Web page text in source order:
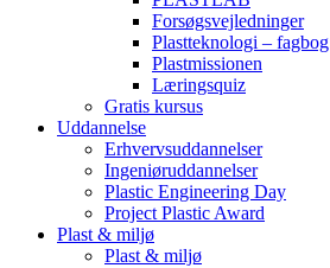
Forsøgsvejledninger
Plastteknologi – fagbog
Plastmissionen
Læringsquiz
Gratis kursus
Uddannelse
Erhvervsuddannelser
Ingeniøruddannelser
Plastic Engineering Day
Project Plastic Award
Plast & miljø
Plast & miljø